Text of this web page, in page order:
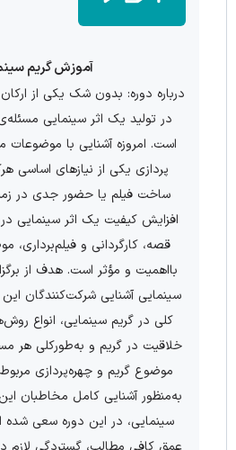
آموزش گریم
درباره دوره: بدون شک یکی از ارکان
در تولید یک اثر سینمایی
است. امروزه آشنایی با موضوعات
پردازی یکی از نیازهای
ساخت فیلم یا حضور جدی در
افزایش کیفیت یک اثر سینمایی
قصه، کارگردانی و فیلم­‌برداری،
بااهمیت و مؤثر است. هدف از
سینمایی آشنایی شرکت‌کنندگان
کلی در گریم سینمایی، انواع
خلاقیت در گریم و به‌طورکلی هر
موضوع گریم و چهره‌­پردازی
به‌منظور آشنایی کامل مخاطبان
سینمایی، در این دوره سعی